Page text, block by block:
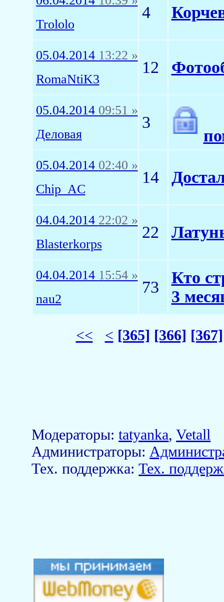
Trololo
4
05.04.2014 13:22 »
RomaNtiK3
12
05.04.2014 09:51 »
Деловая
3
05.04.2014 02:40 »
Chip_AC
14
04.04.2014 22:02 »
Blasterkorps
22
04.04.2014 15:54 »
nau2
73
Кто
3
<< < [365] [366] [367]
Модераторы:tatyanka,Vetall
Aдминистраторы:
Тех. поддержка:Тех.